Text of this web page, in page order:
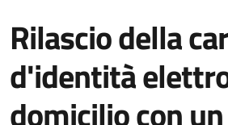
Rilascio della
d'identità
domicilio con